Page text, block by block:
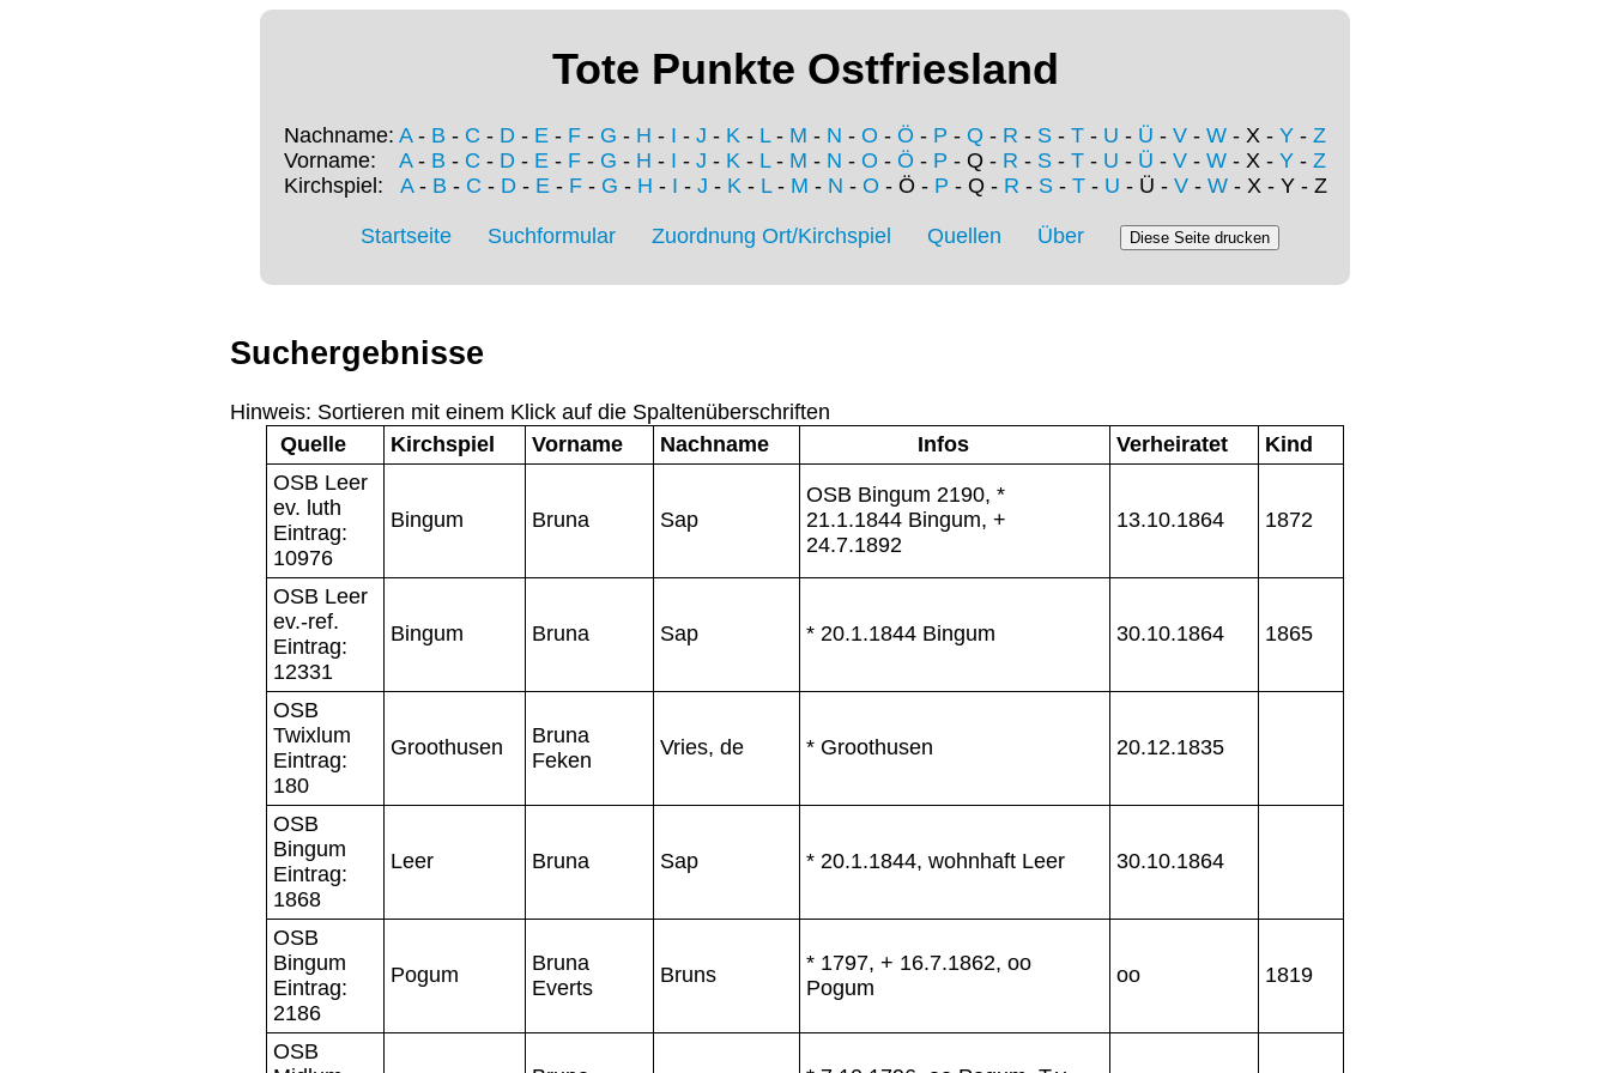
Tote Punkte Ostfriesland
Nachname: A- B - C - D - E - F - G - H - I - J - K - L- M - N - O - Ö - P - Q - R - S - T - U - Ü - V - W - X - Y - Z
Vorname: A- B - C - D - E - F - G - H - I - J - K - L- M - N - O - Ö - P - Q - R - S - T - U - Ü - V - W - X - Y - Z
Kirchspiel: A- B - C - D- E- F- G - H - I - J - K- L- M - N - O - Ö - P - Q - R - S- T- U - Ü - V- W- X - Y - Z
Startseite Suchformular Zuordnung Ort/Kirchspiel Quellen Über
Suchergebnisse
Hinweis: Sortieren mit einem Klick auf die Spaltenüberschriften
Quelle
Kirchspiel Vorname Nachname Infos Verheiratet
Kind
OSB Leer
ev. luth
Eintrag:
10976
Bingum Bruna Sap
OSB Bingum 2190, *
21.1.1844 Bingum, +
24.7.1892
13.10.1864 1872
OSB Leer
ev.-ref.
Eintrag:
12331
Bingum Bruna Sap * 20.1.1844 Bingum 30.10.1864 1865
OSB
Twixlum
Eintrag:
180
Groothusen
Bruna
Feken
Vries, de * Groothusen 20.12.1835
OSB
Bingum
Eintrag:
1868
Leer Bruna Sap * 20.1.1844, wohnhaft Leer 30.10.1864
OSB
Bingum
Eintrag:
2186
Pogum
Bruna
Everts
Bruns
* 1797, + 16.7.1862, oo
Pogum
oo 1819
OSB